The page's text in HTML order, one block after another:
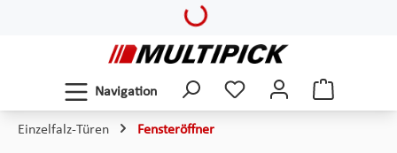
Loading...
Navigation
Einzelfalz-Türen Fensteröffner